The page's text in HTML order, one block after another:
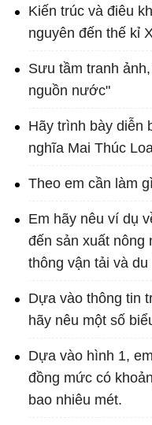
Kiến trúc và điêu
nguyên đến thế kỉ
Sưu tầm tranh
nguồn nước"
Hãy trình bày diễn
nghĩa Mai Thúc
Theo em cần làm
Em hãy nêu ví dụ
đến sản xuất nông
thông vận tải và du
Dựa vào thông tin
hãy nêu một số
Dựa vào hình 1,
đồng mức có
bao nhiêu mét.